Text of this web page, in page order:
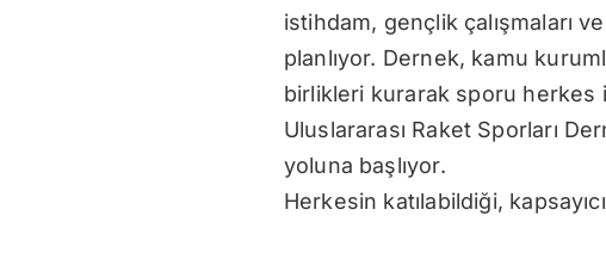
istihdam, gençlik çalışmaları
planlıyor. Dernek, kamu
birlikleri kurarak sporu herkes
Uluslararası Raket Sporları
yoluna başlıyor.
Herkesin katılabildiği,